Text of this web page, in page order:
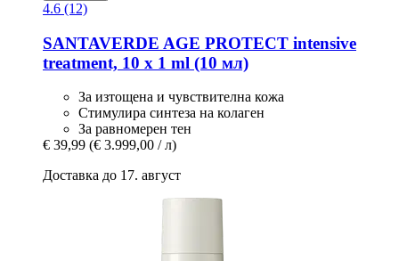
4.6 (12)
SANTAVERDE AGE PROTECT intensive
treatment, 10 x 1 ml (10 мл)
За изтощена и чувствителна кожа
Стимулира синтеза на колаген
За равномерен тен
€ 39,99 (€ 3.999,00 / л)
Доставка до 17. август